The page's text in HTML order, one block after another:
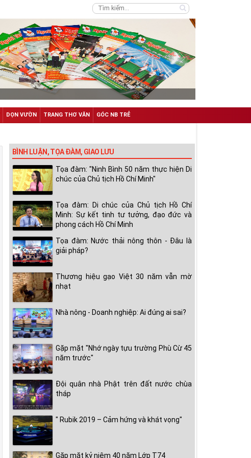
DỌN VƯỜN TRANG THƠ VĂN GÓC NB TRẺ
BÌNH LUẬN, TỌA ĐÀM, GIAO LƯU
Tọa đàm: "Ninh Bình 50 năm thực hiện Di
chúc của Chủ tịch Hồ Chí Minh"
Tọa đàm: Di chúc của Chủ tịch Hồ Chí
Minh: Sự kết tinh tư tưởng, đạo đức và
phong cách Hồ Chí Minh
Tọa đàm: Nước thải nông thôn - Đâu là
giải pháp?
Thương hiệu gạo Việt 30 năm vẫn mờ
nhạt
Nhà nông - Doanh nghiệp: Ai đúng ai sai?
Gặp mặt "Nhớ ngày tựu trường Phù Cừ 45
năm trước"
Đội quân nhà Phật trên đất nước chùa
tháp
" Rubik 2019 – Cảm hứng và khát vọng"
Gặp mặt kỷ niệm 40 năm Lớp T74